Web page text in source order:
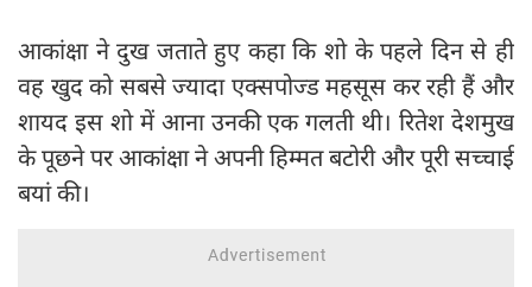
आकांक्षा ने दुख जताते हुए कहा कि शो के पहले दिन से ही
वह खुद को सबसे ज्यादा एक्सपोज्ड महसूस कर रही हैं और
शायद इस शो में आना उनकी एक गलती थी। रितेश देशमुख
के पूछने पर आकांक्षा ने अपनी हिम्मत बटोरी और पूरी सच्चाई
बयां की।